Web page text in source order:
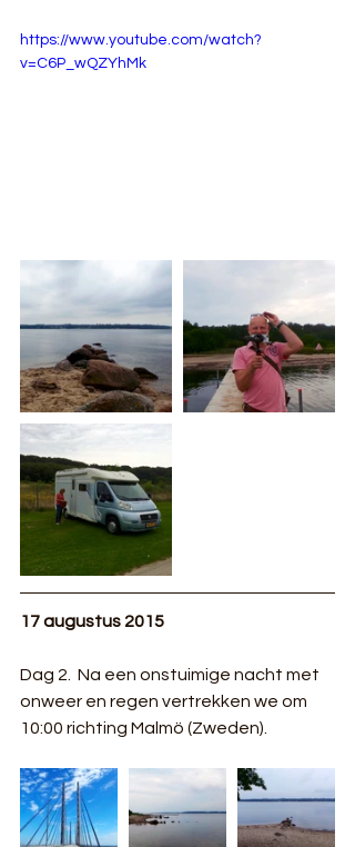
https://www.youtube.com/watch?
v=C6P_wQZYhMk
17 augustus 2015
Dag 2.  Na een onstuimige nacht met
onweer en regen vertrekken we om
10:00 richting Malmö (Zweden).